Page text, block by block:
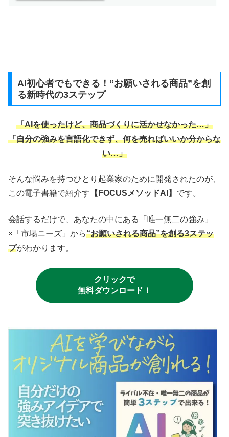
AI初心者でもできる！“お願いされる商品”を創
る新時代の3ステップ
「AIを使ったけど、商品づくりに活かせなかった…」
「自分の強みを言語化できず、何を売ればいいか分からな
い…」
そんな悩みを持つひとり起業家のために開発されたのが、
この電子書籍で紹介す 【FOCUSメソッドAI】 です。
会話するだけで、あなたの中にある「唯一無二の強み」
×「市場ニーズ」から“お願いされる商品”を創る3ステッ
プがわかります。
クリックで
無料ダウンロード！